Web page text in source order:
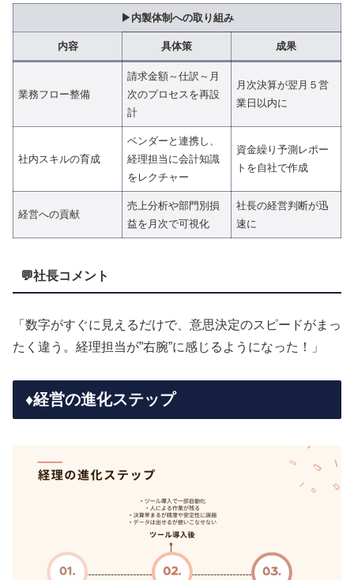
▶ 内製体制への取り組み
内容 具体策 成果
業務フロー整備
請求金額～仕訳～月
次のプロセスを再設
計
月次決算が翌月５営
業日以内に
社内スキルの育成
ベンダーと連携し、
経理担当に会計知識
をレクチャー
資金繰り予測レポー
トを自社で作成
経営への貢献
売上分析や部門別損
益を月次で可視化
社長の経営判断が迅
速に
💬社長コメント
「数字がすぐに見えるだけで、意思決定のスピードがまっ
たく違う。経理担当が”右腕”に感じるようになった！」
♦️経営の進化ステップ